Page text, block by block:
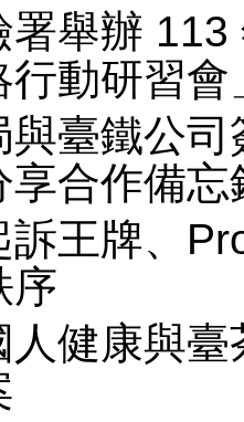
署舉辦
行動研習會
與臺鐵公
享合作備忘
訴王牌、
序
人健康與